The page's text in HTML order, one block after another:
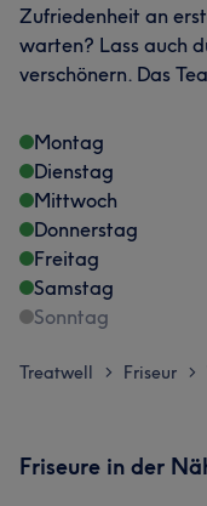
Zufriedenheit an
warten? Lass auch
verschönern. Das
Montag
Dienstag
Mittwoch
Donnerstag
Freitag
Samstag
Sonntag
Treatwell > Friseur >
Friseure in der